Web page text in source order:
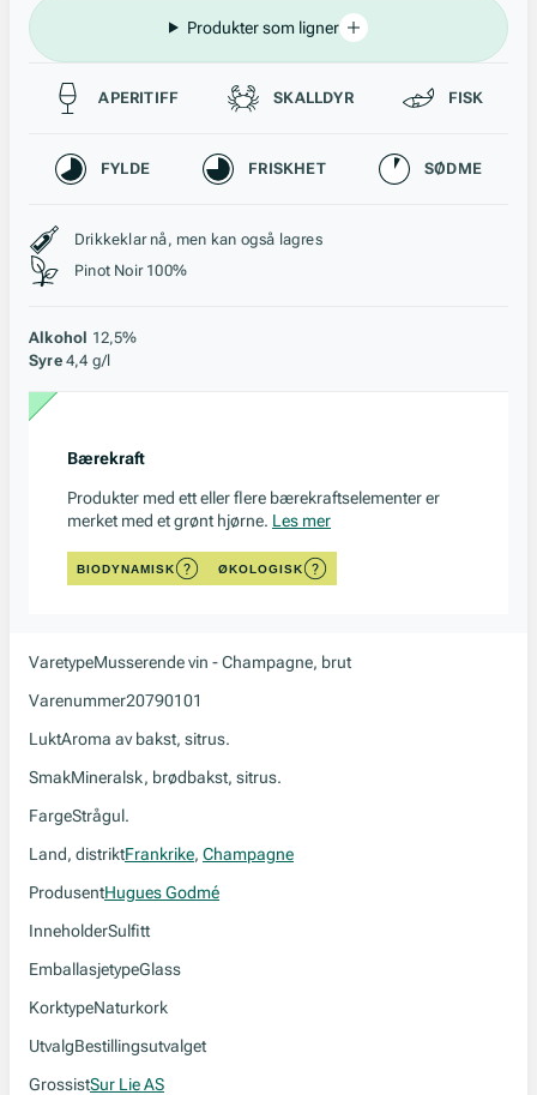
Produkter som ligner
Passer til
APERITIFF SKALLDYR FISK
Karakteristikk
FYLDE FRISKHET SØDME
Stil, lagring og råstoff
Drikkeklar nå, men kan også lagres
Pinot Noir 100%
Alkohol 12,5%
Syre 4,4 g/l
Bærekraft
Produkter med ett eller flere bærekraftselementer er
merket med et grønt hjørne. Les mer
BIODYNAMISK ØKOLOGISK
VaretypeMusserende vin - Champagne, brut
Varenummer20790101
LuktAroma av bakst, sitrus.
SmakMineralsk, brødbakst, sitrus.
FargeStrågul.
Land, distriktFrankrike, Champagne
ProdusentHugues Godmé
InneholderSulfitt
EmballasjetypeGlass
KorktypeNaturkork
UtvalgBestillingsutvalget
GrossistSur Lie AS